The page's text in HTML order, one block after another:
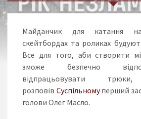
Майданчик для катання на
скейтбордах та роликах
Все для того, аби створити
зможе безпечно
відпрацьовувати
розповів Суспільномуперший
голови Олег Масло.